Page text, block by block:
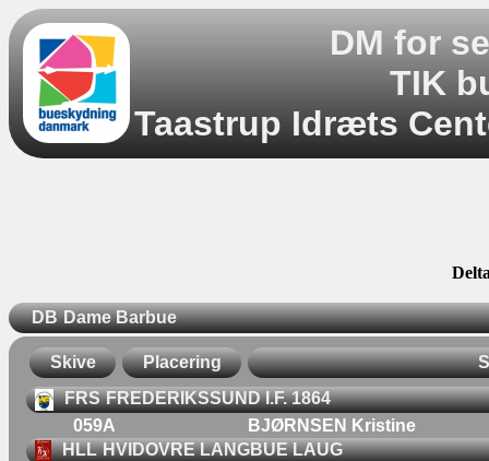
DM for
TIK
Taastrup Idræts
DB Dame Barbue
Skive Placering
FRS FREDERIKSSUND I.F. 1864
059A
BJØRNSEN Kristine
HLL HVIDOVRE LANGBUE LAUG